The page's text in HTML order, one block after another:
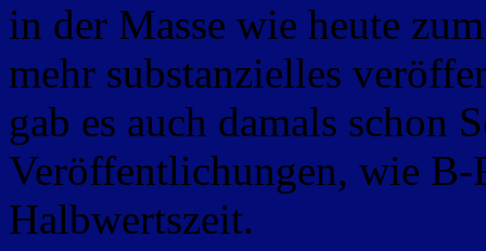
in der Masse wie heute
mehr substanzielles
gab es auch damals schon
Veröffentlichungen, wie B-
Halbwertszeit.